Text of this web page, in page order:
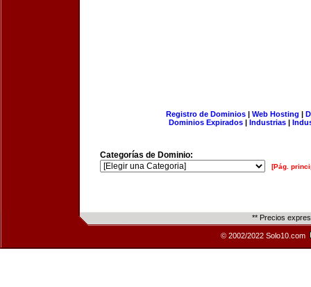
Registro de Dominios| Web Hosting |
Dominios Expirados | Industrias |
Categorías de Dominio:
[Pág.
** Precios
© 2002/2022 Solo10.com